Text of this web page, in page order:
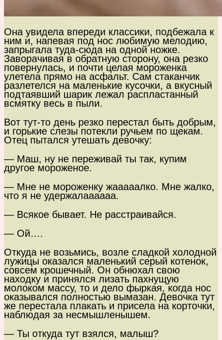
Она увидела впереди классики, подбежала к
ним и, напевая под нос любимую мелодию,
запрыгала туда-сюда на одной ножке.
Заворачивая в обратную сторону, она резко
повернулась, и почти целая мороженка
улетела прямо на асфальт. Сам стаканчик
разлетелся на маленькие кусочки, а вкусный
подтаявший шарик лежал распластанный
всмятку весь в пыли.
Вот тут-то день резко перестал быть добрым,
и горькие слезы потекли ручьем по щекам.
Отец пытался утешать девочку:
— Маш, ну не переживай ты так, купим
другое мороженое.
— Мне не мороженку жааааалко. Мне жалко,
что я не удержалаааааа.
— Всякое бывает. Не расстраивайся.
— Ой….
Откуда не возьмись, возле сладкой холодной
лужицы оказался маленький серый котенок,
совсем крошечный. Он обнюхал свою
находку и принялся лизать пахнущую
молоком массу, то и дело фыркая, когда нос
оказывался полностью вымазан. Девочка тут
же перестала плакать и присела на корточки,
наблюдая за несмышленышем.
— Ты откуда тут взялся, малыш?